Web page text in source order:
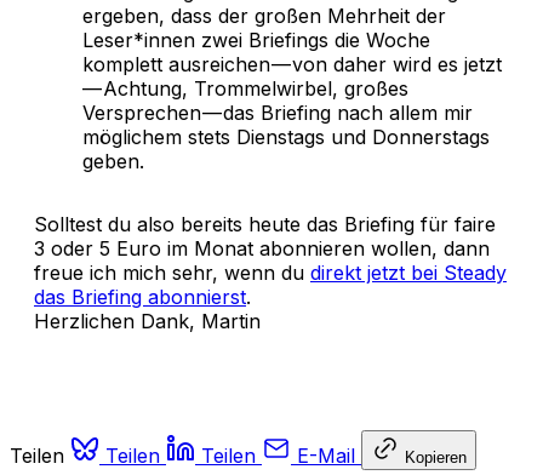
ergeben, dass der großen Mehrheit der
Leser*innen zwei Briefings die Woche
komplett ausreichen — von daher wird es jetzt
— Achtung, Trommelwirbel, großes
Versprechen — das Briefing nach allem mir
möglichem stets Dienstags und Donnerstags
geben.
Solltest du also bereits heute das Briefing für faire
3 oder 5 Euro im Monat abonnieren wollen, dann
freue ich mich sehr, wenn du direkt jetzt bei Steady
das Briefing abonnierst.
Herzlichen Dank, Martin
Teilen Teilen Teilen E-Mail Kopieren